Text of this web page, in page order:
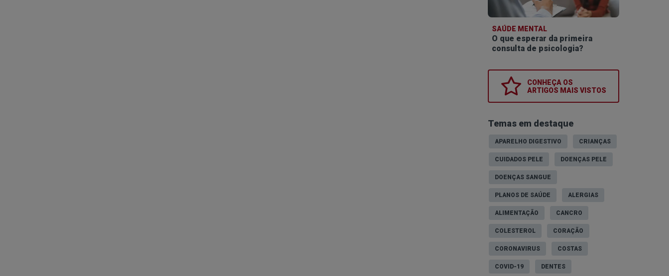
SAÚDE MENTAL
O que esperar da primeira
consulta de psicologia?
CONHEÇA OS
ARTIGOS MAIS VISTOS
Temas em destaque
APARELHO DIGESTIVO CRIANÇAS
CUIDADOS PELE DOENÇAS PELE
DOENÇAS SANGUE
PLANOS DE SAÚDE ALERGIAS
ALIMENTAÇÃO CANCRO
COLESTEROL CORAÇÃO
CORONAVIRUS COSTAS
COVID-19 DENTES